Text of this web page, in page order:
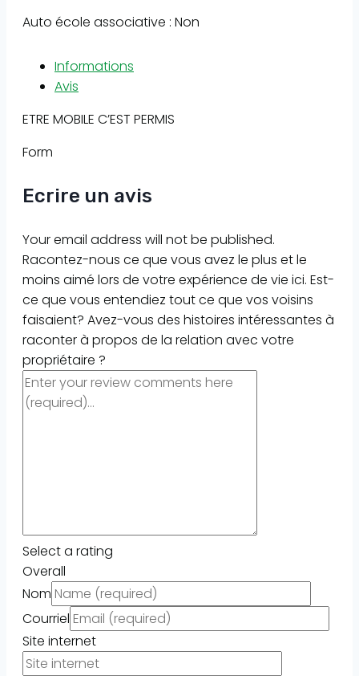
Auto école associative : Non
Informations
Avis
ETRE MOBILE C’EST PERMIS
Form
Ecrire un avis
Your email address will not be published.
Racontez-nous ce que vous avez le plus et le
moins aimé lors de votre expérience de vie ici. Est-
ce que vous entendiez tout ce que vos voisins
faisaient? Avez-vous des histoires intéressantes à
raconter à propos de la relation avec votre
propriétaire ?
Select a rating
Overall
Nom
Courriel
Site internet